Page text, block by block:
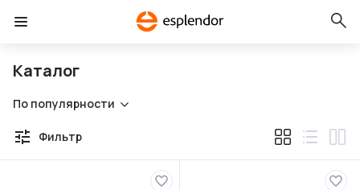
Каталог
По популярности
Фильтр